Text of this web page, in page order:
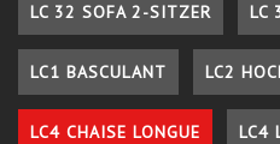
LC 32 SOFA 2-SITZER LC
LC1 BASCULANT LC2
LC4 CHAISE LONGUE LC4